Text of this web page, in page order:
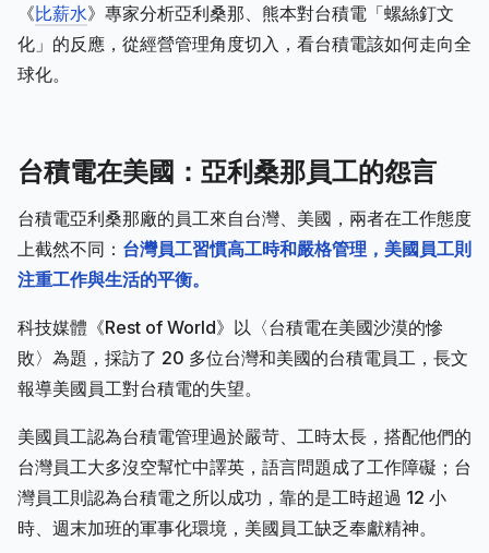
《比薪水》專家分析亞利桑那、熊本對台積電「螺絲釘文
化」的反應，從經營管理角度切入，看台積電該如何走向全
球化。
台積電在美國：亞利桑那員工的怨言
台積電亞利桑那廠的員工來自台灣、美國，兩者在工作態度
上截然不同： 台灣員工習慣高工時和嚴格管理，美國員工則
注重工作與生活的平衡。
科技媒體《Rest of World》以〈台積電在美國沙漠的慘
敗〉為題，採訪了 20 多位台灣和美國的台積電員工，長文
報導美國員工對台積電的失望。
美國員工認為台積電管理過於嚴苛、工時太長，搭配他們的
台灣員工大多沒空幫忙中譯英，語言問題成了工作障礙；台
灣員工則認為台積電之所以成功，靠的是工時超過 12 小
時、週末加班的軍事化環境，美國員工缺乏奉獻精神。